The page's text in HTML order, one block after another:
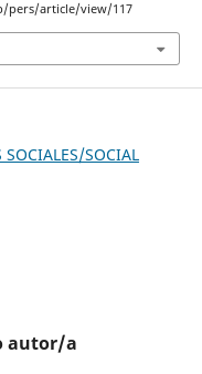
pers/article/view/117
SOCIAL
autor/a